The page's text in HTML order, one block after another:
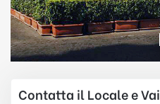
Contatta il Locale e Vai